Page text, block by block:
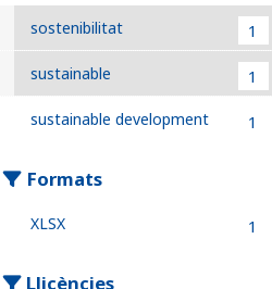
sostenibilitat 1
sustainable 1
sustainable development 1
Formats
XLSX 1
Llicències